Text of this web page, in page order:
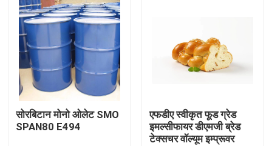
सोरबिटान मोनो ओलेट SMO
SPAN80 E494
एफडीए स्वीकृत फूड ग्रेड
इमल्सीफायर डीएमजी ब्रेड
टेक्सचर वॉल्यूम इम्प्रूवर